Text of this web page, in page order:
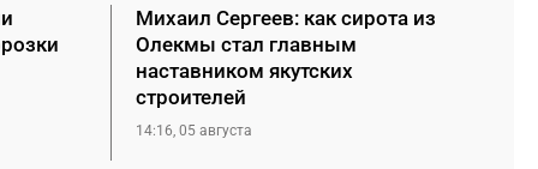
Михаил Сергеев: как сирота из
Олекмы стал главным
наставником якутских
строителей
14:16, 05 августа